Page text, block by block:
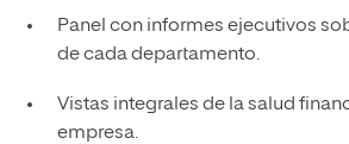
Panel con informes ejecutivos
de cada departamento.
Vistas integrales de la salud
empresa.